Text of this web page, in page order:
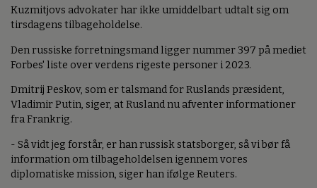
Kuzmitjovs advokater har ikke umiddelbart udtalt sig om
tirsdagens tilbageholdelse.
Den russiske forretningsmand ligger nummer 397 på mediet
Forbes' liste over verdens rigeste personer i 2023.
Dmitrij Peskov, som er talsmand for Ruslands præsident,
Vladimir Putin, siger, at Rusland nu afventer informationer
fra Frankrig.
- Så vidt jeg forstår, er han russisk statsborger, så vi bør få
information om tilbageholdelsen igennem vores
diplomatiske mission, siger han ifølge Reuters.